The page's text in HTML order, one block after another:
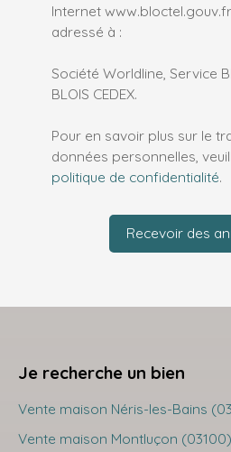
Internet
adressé à :
Société Worldline, Service
BLOIS CEDEX.
Pour en savoir plus sur le
données personnelles,
politique de confidentialité.
Recevoir des
Je recherche un bien
Vente maison Néris-les-Bains
Vente maison Montluçon (03100)